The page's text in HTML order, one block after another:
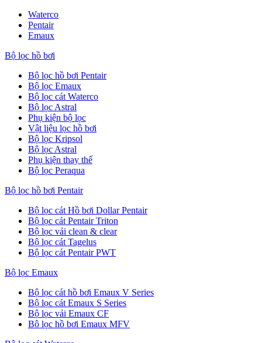
Waterco
Pentair
Emaux
Bộ lọc hồ bơi
Bộ lọc hồ bơi Pentair
Bộ lọc Emaux
Bộ lọc cát Waterco
Bộ lọc Astral
Phụ kiện bộ lọc
Vật liệu lọc hồ bơi
Bộ lọc Kripsol
Bộ lọc Astral
Phụ kiện thay thế
Bộ lọc Peraqua
Bộ lọc hồ bơi Pentair
Bộ lọc cát Hồ bơi Dollar Pentair
Bộ lọc cát Pentair Triton
Bộ lọc vải clean & clear
Bộ lọc cát Tagelus
Bộ lọc cát Pentair PWT
Bộ lọc Emaux
Bộ lọc cát hồ bơi Emaux V Series
Bộ lọc cát Emaux S Series
Bộ lọc vải Emaux CF
Bô lọc hồ bơi Emaux MFV